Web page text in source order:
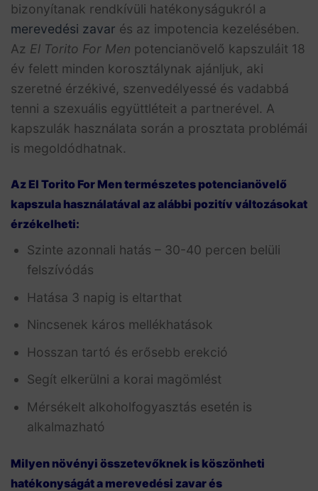
bizonyítanak rendkívüli hatékonyságukról a
merevedési zavar és az impotencia kezelésében.
Az El Torito For Men potencianövelő kapszuláit 18
év felett minden korosztálynak ajánljuk, aki
szeretné érzékivé, szenvedélyessé és vadabbá
tenni a szexuális együttléteit a partnerével. A
kapszulák használata során a prosztata problémái
is megoldódhatnak.
Az El Torito For Men természetes potencianövelő
kapszula használatával az alábbi pozitív változásokat
érzékelheti:
Szinte azonnali hatás – 30-40 percen belüli
felszívódás
Hatása 3 napig is eltarthat
Nincsenek káros mellékhatások
Hosszan tartó és erősebb erekció
Segít elkerülni a korai magömlést
Mérsékelt alkoholfogyasztás esetén is
alkalmazható
Milyen növényi összetevőknek is köszönheti
hatékonyságát a merevedési zavar és